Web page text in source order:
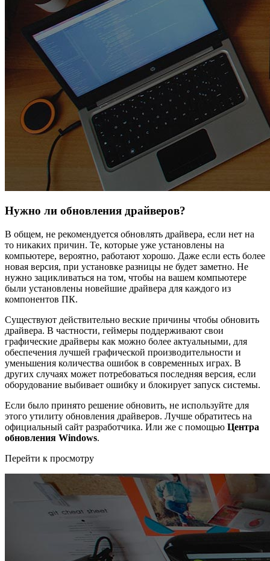
Нужно ли обновления драйверов?
В общем, не рекомендуется обновлять драйвера, если нет на
то никаких причин. Те, которые уже установлены на
компьютере, вероятно, работают хорошо. Даже если есть более
новая версия, при установке разницы не будет заметно. Не
нужно зацикливаться на том, чтобы на вашем компьютере
были установлены новейшие драйвера для каждого из
компонентов ПК.
Существуют действительно веские причины чтобы обновить
драйвера. В частности, геймеры поддерживают свои
графические драйверы как можно более актуальными, для
обеспечения лучшей графической производительности и
уменьшения количества ошибок в современных играх. В
других случаях может потребоваться последняя версия, если
оборудование выбивает ошибку и блокирует запуск системы.
Если было принято решение обновить, не используйте для
этого утилиту обновления драйверов. Лучше обратитесь на
официальный сайт разработчика. Или же с помощью Центра
обновления Windows.
Перейти к просмотру